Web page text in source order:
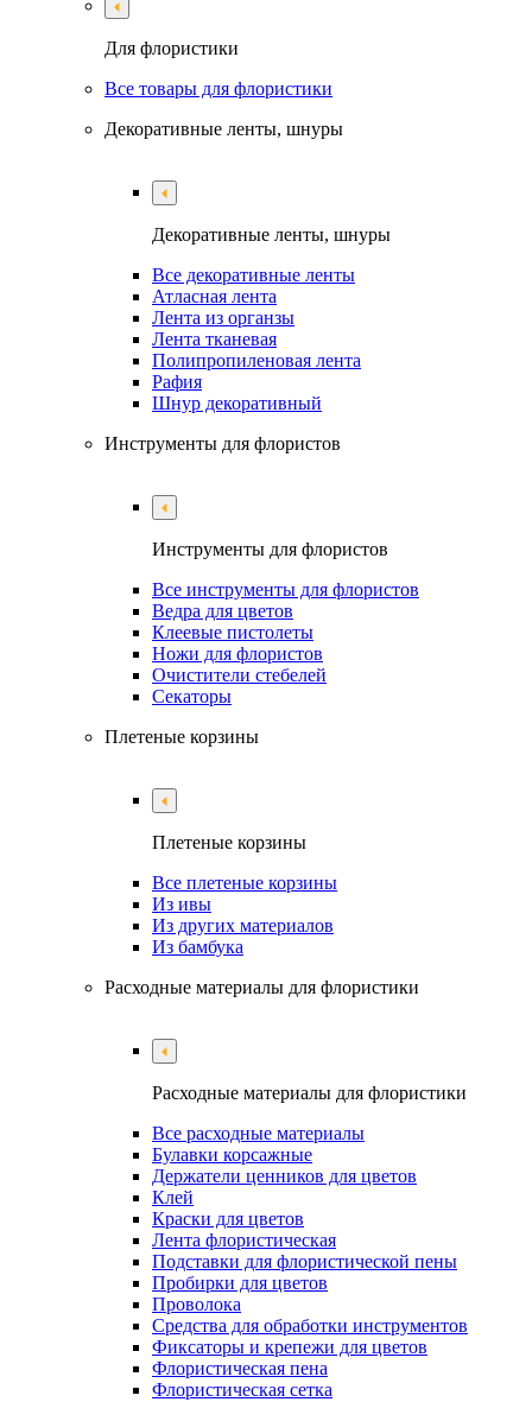
Для флористики
Все товары для флористики
Декоративные ленты, шнуры
Декоративные ленты, шнуры
Все декоративные ленты
Атласная лента
Лента из органзы
Лента тканевая
Полипропиленовая лента
Рафия
Шнур декоративный
Инструменты для флористов
Инструменты для флористов
Все инструменты для флористов
Ведра для цветов
Клеевые пистолеты
Ножи для флористов
Очистители стебелей
Секаторы
Плетеные корзины
Плетеные корзины
Все плетеные корзины
Из ивы
Из других материалов
Из бамбука
Расходные материалы для флористики
Расходные материалы для флористики
Все расходные материалы
Булавки корсажные
Держатели ценников для цветов
Клей
Краски для цветов
Лента флористическая
Подставки для флористической пены
Пробирки для цветов
Проволока
Средства для обработки инструментов
Фиксаторы и крепежи для цветов
Флористическая пена
Флористическая сетка